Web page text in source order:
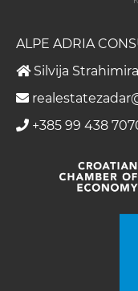
ALPE ADRIA
Silvija
+385 99 438